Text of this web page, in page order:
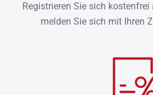
Registrieren Sie sich
melden Sie sich mit Ihren